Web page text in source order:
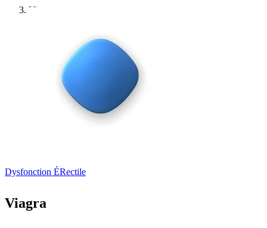
Viagra
Dysfonction ÉRectile
Viagra